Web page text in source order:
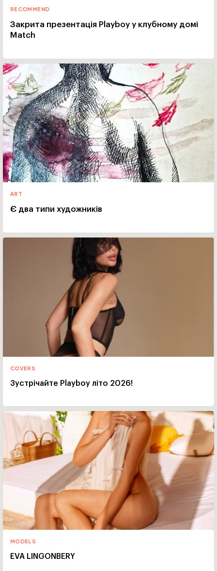
RECOMMEND
Закрита презентація Playboy у клубному домі
Match
ART
Є два типи художників
COVERS
Зустрічайте Playboy літо 2026!
MODELS
EVA LINGONBERY